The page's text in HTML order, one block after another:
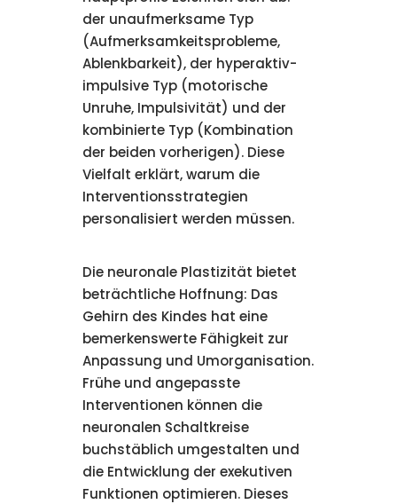
der unaufmerksame Typ
(Aufmerksamkeitsprobleme,
Ablenkbarkeit), der hyperaktiv-
impulsive Typ (motorische
Unruhe, Impulsivität) und der
kombinierte Typ (Kombination
der beiden vorherigen). Diese
Vielfalt erklärt, warum die
Interventionsstrategien
personalisiert werden müssen.
Die neuronale Plastizität bietet
beträchtliche Hoffnung: Das
Gehirn des Kindes hat eine
bemerkenswerte Fähigkeit zur
Anpassung und Umorganisation.
Frühe und angepasste
Interventionen können die
neuronalen Schaltkreise
buchstäblich umgestalten und
die Entwicklung der exekutiven
Funktionen optimieren. Dieses